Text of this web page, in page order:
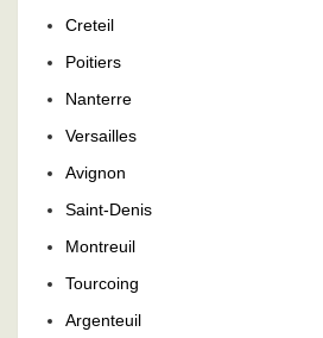
Creteil
Poitiers
Nanterre
Versailles
Avignon
Saint-Denis
Montreuil
Tourcoing
Argenteuil